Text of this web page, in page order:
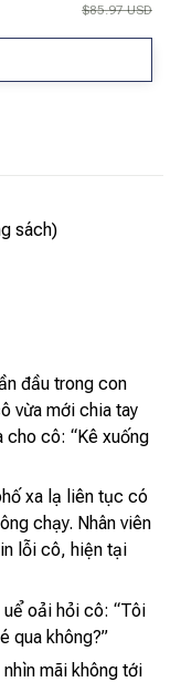
$85.97 USD
sách)
đầu trong con
vừa mới chia tay
cho cô: “Kê xuống
xa lạ liên tục có
chạy. Nhân viên
lỗi cô, hiện tại
oải hỏi cô: “Tôi
qua không?”
mãi không tới